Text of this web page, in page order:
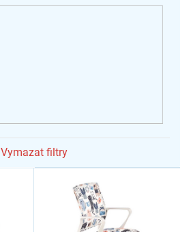
Vymazat filtry